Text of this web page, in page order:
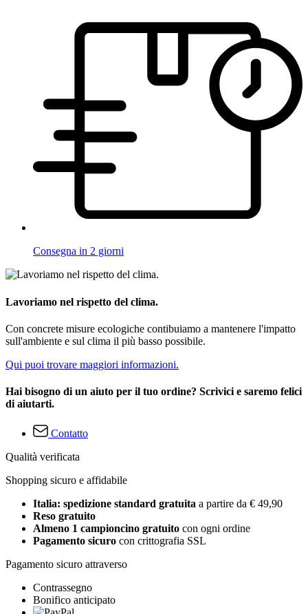
Consegna in 2 giorni
Lavoriamo nel rispetto del clima.
Con concrete misure ecologiche contibuiamo a mantenere l'impatto
sull'ambiente e sul clima il più basso possibile.
Qui puoi trovare maggiori informazioni.
Hai bisogno di un aiuto per il tuo ordine? Scrivici e saremo felici
di aiutarti.
Contatto
Qualità verificata
Shopping sicuro e affidabile
Italia: spedizione standard gratuita a partire da € 49,90
Reso gratuito
Almeno 1 campioncino gratuito con ogni ordine
Pagamento sicuro con crittografia SSL
Pagamento sicuro attraverso
Contrassegno
Bonifico anticipato